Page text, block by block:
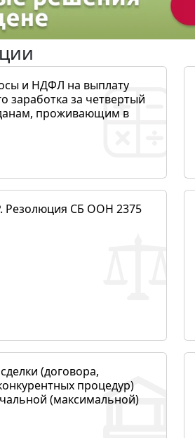
и НДФЛ на выплату
заработка за четвертый
проживающим в
Резолюция СБ ООН 2375
(договора,
процедур)
(максимальной)